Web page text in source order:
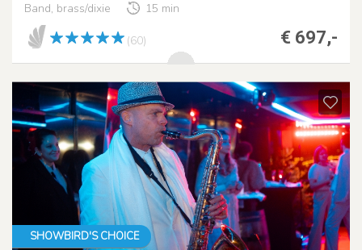
Band, brass/dixie 15 min
€ 697,-
(60)
SHOWBIRD'S CHOICE